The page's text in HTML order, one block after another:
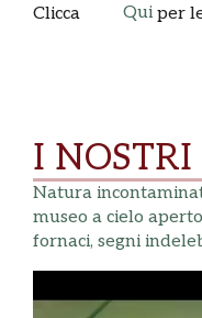
Clicca
Qui per
I
Natura
museo a cielo
fornaci, segni